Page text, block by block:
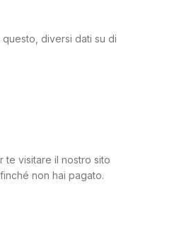
diversi dati su di
te visitare il nostro sito
non hai pagato.